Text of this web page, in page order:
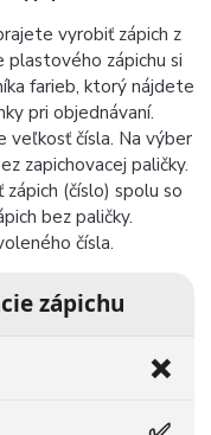
vyrobiť zápich z
zápichu si
farieb, ktorý nájdete
pri objednávaní.
veľkosť čísla. Na výber
zapichovacej paličky.
(číslo) spolu so
bez paličky.
čísla.
zápichu
❌